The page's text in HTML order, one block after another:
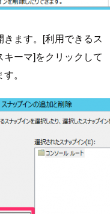
ます。[利用できるス
ーマ]をクリックして
。